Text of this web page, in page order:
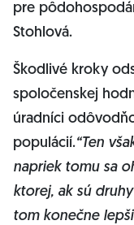
pre
Stohlová.
Škodlivé kroky
spoločenskej
úradníci
populácií.“Ten
napriek tomu sa
ktorej, ak sú
tom konečne